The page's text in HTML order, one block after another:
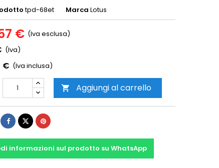
tpd-68et Marca Lotus
€ (Iva esclusa)
(Iva)
€ (Iva inclusa)
 Aggiungi al carrello
informazioni sul prodotto su WhatsApp